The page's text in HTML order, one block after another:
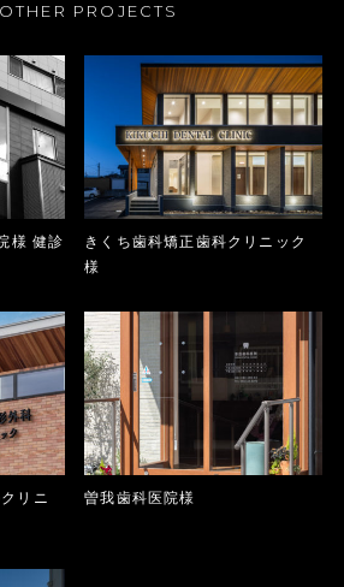
PROJECTS
様 健診
きくち歯科矯正歯科クリニック
様
リニ
曽我歯科医院様